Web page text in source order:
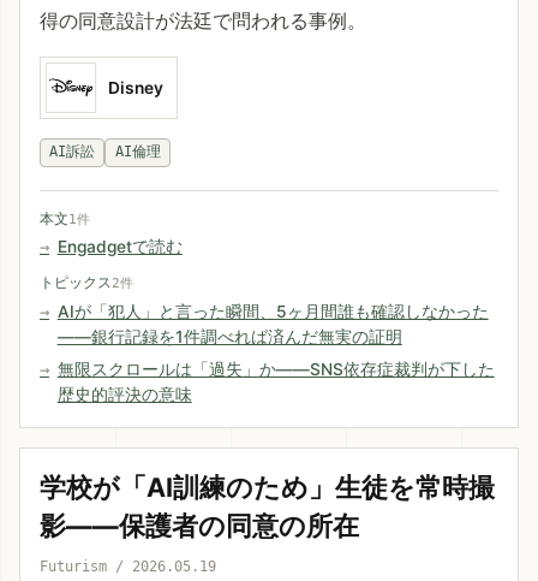
得の同意設計が法廷で問われる事例。
Disney
AI訴訟 AI倫理
本文1件
Engadgetで読む
トピックス2件
AIが「犯人」と言った瞬間、5ヶ月間誰も確認しなかった
——銀行記録を1件調べれば済んだ無実の証明
無限スクロールは「過失」か——SNS依存症裁判が下した
歴史的評決の意味
学校が「AI訓練のため」生徒を常時撮
影——保護者の同意の所在
Futurism / 2026.05.19